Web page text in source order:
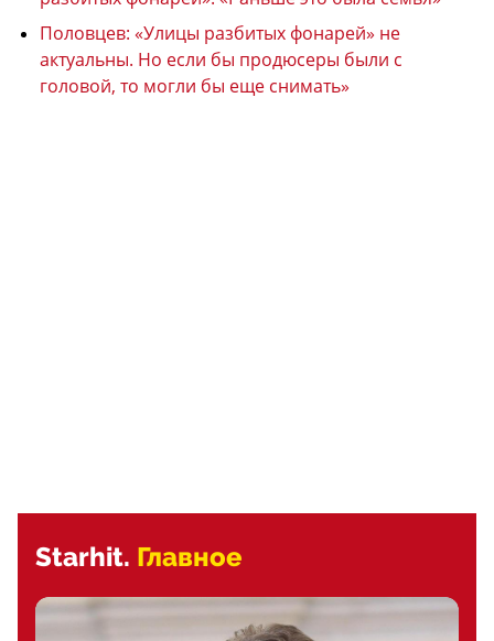
Половцев: «Улицы разбитых фонарей» не
актуальны. Но если бы продюсеры были с
головой, то могли бы еще снимать»
Starhit. Главное